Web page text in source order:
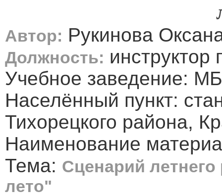
Автор: Рукинова
Должность: инструктор
Учебное заведение:
Населённый пункт:
Тихорецкого района,
Наименование
Тема: Сценарий
лето"